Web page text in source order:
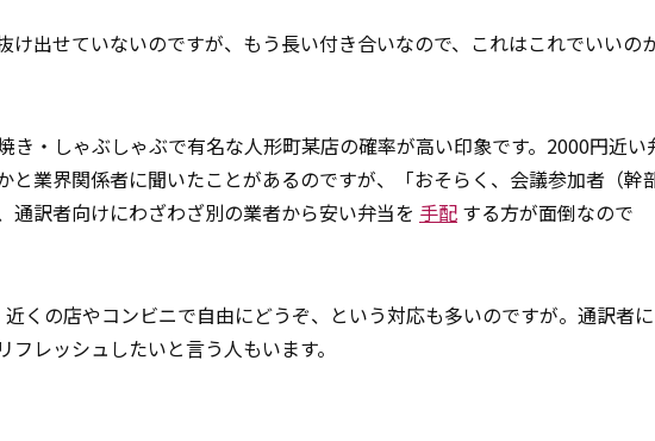
け出せていないのですが、もう長い付き合いなので、これはこれでいいの
き・しゃぶしゃぶで有名な人形町某店の確率が高い印象です。2000円近い
と業界関係者に聞いたことがあるのですが、「おそらく、会議参加者（幹
訳者向けにわざわざ別の業者から安い弁当を 手配 する方が面倒なので
くの店やコンビニで自由にどうぞ、という対応も多いのですが。通訳者に
レッシュしたいと言う人もいます。